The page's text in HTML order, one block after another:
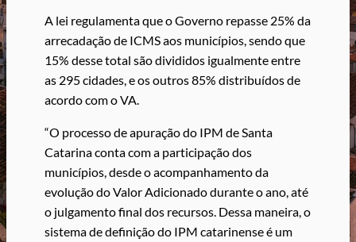
A lei regulamenta que o Governo repasse 25% da
arrecadação de ICMS aos municípios, sendo que
15% desse total são divididos igualmente entre
as 295 cidades, e os outros 85% distribuídos de
acordo com o VA.
“O processo de apuração do IPM de Santa
Catarina conta com a participação dos
municípios, desde o acompanhamento da
evolução do Valor Adicionado durante o ano, até
o julgamento final dos recursos. Dessa maneira, o
sistema de definição do IPM catarinense é um